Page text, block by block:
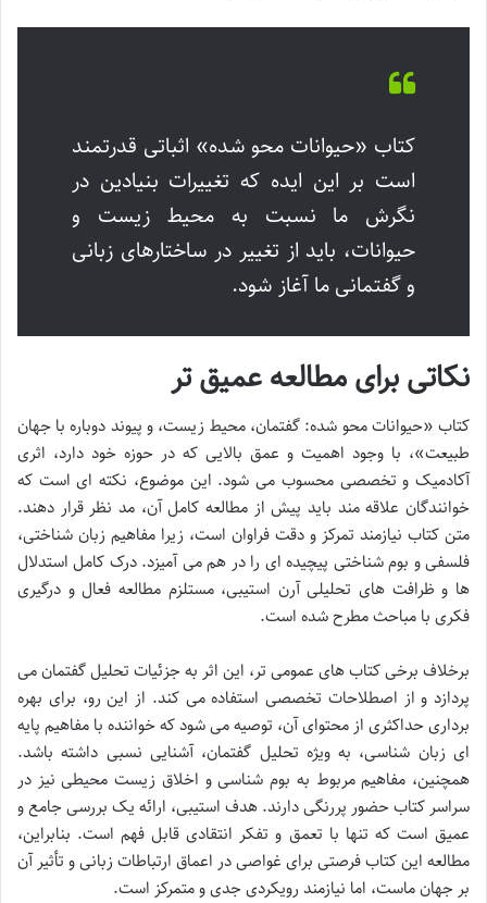
کتاب «حیوانات محو شده» اثباتی قدرتمند
است بر این ایده که تغییرات بنیادین در
نگرش ما نسبت به محیط زیست و
حیوانات، باید از تغییر در ساختارهای زبانی
و گفتمانی ما آغاز شود.
نکاتی برای مطالعه عمیق تر
کتاب «حیوانات محو شده: گفتمان، محیط زیست، و پیوند دوباره با جهان
طبیعت»، با وجود اهمیت و عمق بالایی که در حوزه خود دارد، اثری
آکادمیک و تخصصی محسوب می شود. این موضوع، نکته ای است که
خوانندگان علاقه مند باید پیش از مطالعه کامل آن، مد نظر قرار دهند.
متن کتاب نیازمند تمرکز و دقت فراوان است، زیرا مفاهیم زبان شناختی،
فلسفی و بوم شناختی پیچیده ای را در هم می آمیزد. درک کامل استدلال
ها و ظرافت های تحلیلی آرن استیبی، مستلزم مطالعه فعال و درگیری
فکری با مباحث مطرح شده است.
برخلاف برخی کتاب های عمومی تر، این اثر به جزئیات تحلیل گفتمان می
پردازد و از اصطلاحات تخصصی استفاده می کند. از این رو، برای بهره
برداری حداکثری از محتوای آن، توصیه می شود که خواننده با مفاهیم پایه
ای زبان شناسی، به ویژه تحلیل گفتمان، آشنایی نسبی داشته باشد.
همچنین، مفاهیم مربوط به بوم شناسی و اخلاق زیست محیطی نیز در
سراسر کتاب حضور پررنگی دارند. هدف استیبی، ارائه یک بررسی جامع و
عمیق است که تنها با تعمق و تفکر انتقادی قابل فهم است. بنابراین،
مطالعه این کتاب فرصتی برای غواصی در اعماق ارتباطات زبانی و تأثیر آن
بر جهان ماست، اما نیازمند رویکردی جدی و متمرکز است.